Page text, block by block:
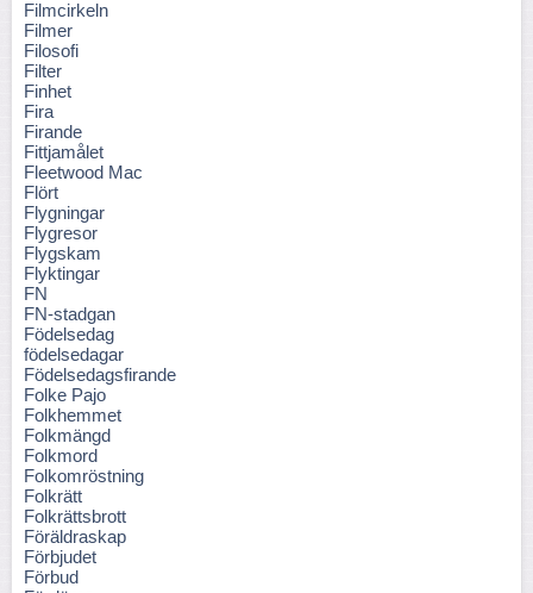
Filmcirkeln
Filmer
Filosofi
Filter
Finhet
Fira
Firande
Fittjamålet
Fleetwood Mac
Flört
Flygningar
Flygresor
Flygskam
Flyktingar
FN
FN-stadgan
Födelsedag
födelsedagar
Födelsedagsfirande
Folke Pajo
Folkhemmet
Folkmängd
Folkmord
Folkomröstning
Folkrätt
Folkrättsbrott
Föräldraskap
Förbjudet
Förbud